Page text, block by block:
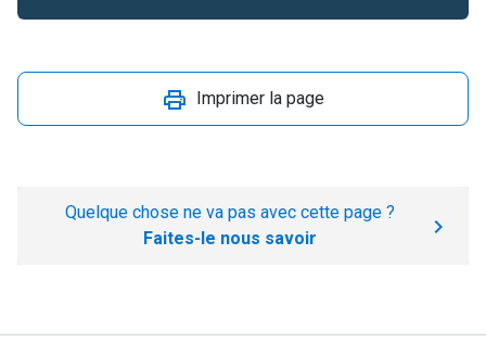
Imprimer la page
Quelque chose ne va pas avec cette page ?
Faites-le nous savoir